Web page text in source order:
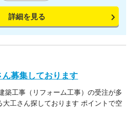
詳細を見る
募集しております
築工事（リフォーム工事）の受注が多
工さん探しております ポイントで空